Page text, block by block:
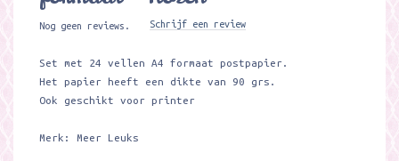
Nog geen reviews. Schrijf een review
Set met 24 vellen A4 formaat postpapier.
Het papier heeft een dikte van 90 grs.
Ook geschikt voor printer
Merk: Meer Leuks